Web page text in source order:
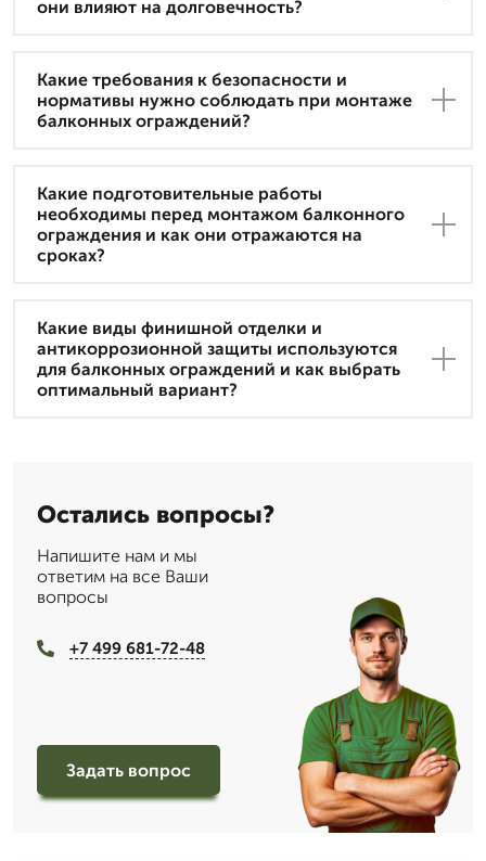
они влияют на долговечность?
Какие требования к безопасности и
нормативы нужно соблюдать при монтаже
балконных ограждений?
Какие подготовительные работы
необходимы перед монтажом балконного
ограждения и как они отражаются на
сроках?
Какие виды финишной отделки и
антикоррозионной защиты используются
для балконных ограждений и как выбрать
оптимальный вариант?
Остались вопросы?
Напишите нам и мы
ответим на все Ваши
вопросы
+7 499 681-72-48
Задать вопрос